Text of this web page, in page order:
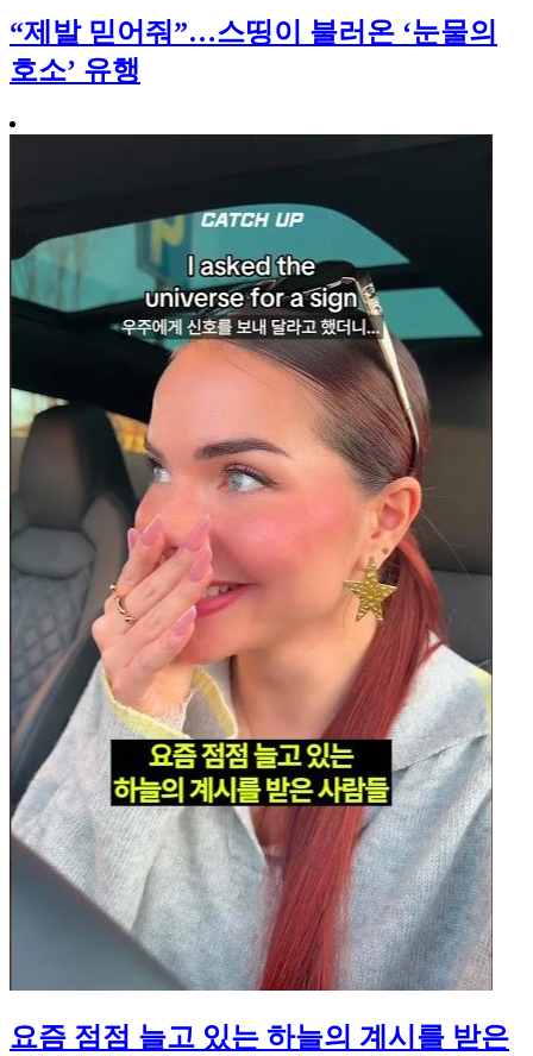
“제발 믿어줘”…스띵이 불러온 ‘눈물의
호소’ 유행
요즘 점점 늘고 있는 하늘의 계시를 받은